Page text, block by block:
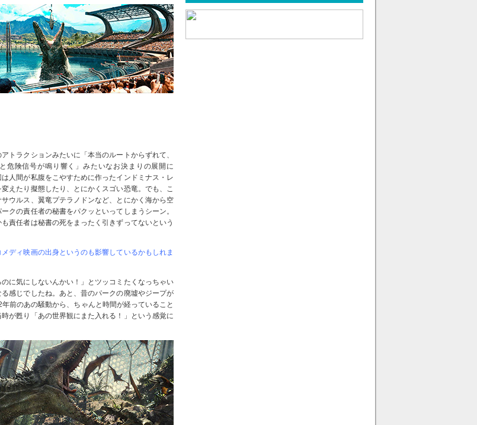
トラクションみたいに「本当のルートからずれて、
危険信号が鳴り響く」みたいなお決まりの展開に
人間が私腹をこやすために作ったインドミナス・レ
えたり擬態したり、とにかくスゴい恐竜。でも、こ
ウルス、翼竜プテラノドンなど、とにかく海から空
クの責任者の秘書をパクッといってしまうシーン。
責任者は秘書の死をまったく引きずってないという
ディ映画の出身というのも影響しているかもしれま
に気にしないんかい！」とツッコミたくなっちゃい
感じでしたね。あと、昔のパークの廃墟やジープが
前のあの騒動から、ちゃんと時間が経っていること
が甦り「あの世界観にまた入れる！」という感覚に